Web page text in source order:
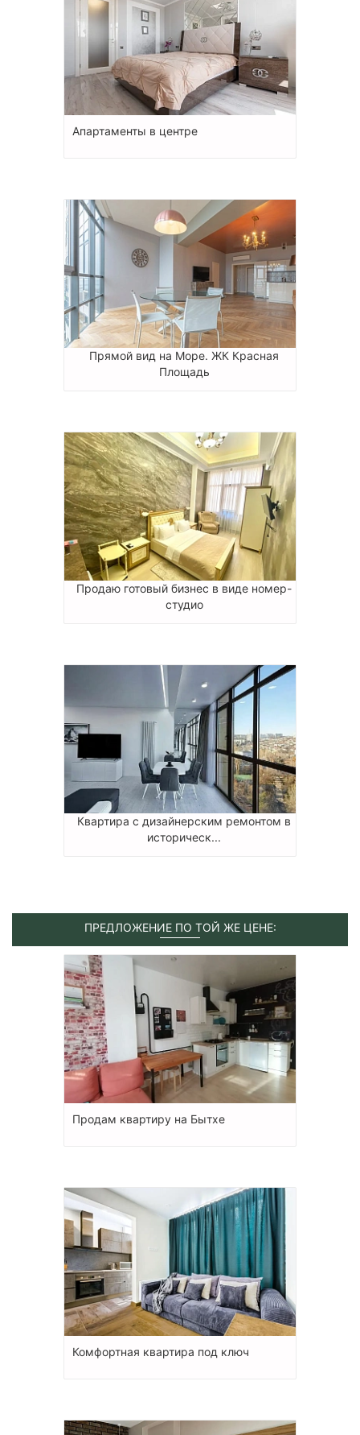
Апартаменты в центре
Прямой вид на Море. ЖК Красная
Площадь
Продаю готовый бизнес в виде номер-
студио
Квартира с дизайнерским ремонтом в
историческ...
ПРЕДЛОЖЕНИЕ ПО ТОЙ ЖЕ ЦЕНЕ:
Продам квартиру на Бытхе
Комфортная квартира под ключ